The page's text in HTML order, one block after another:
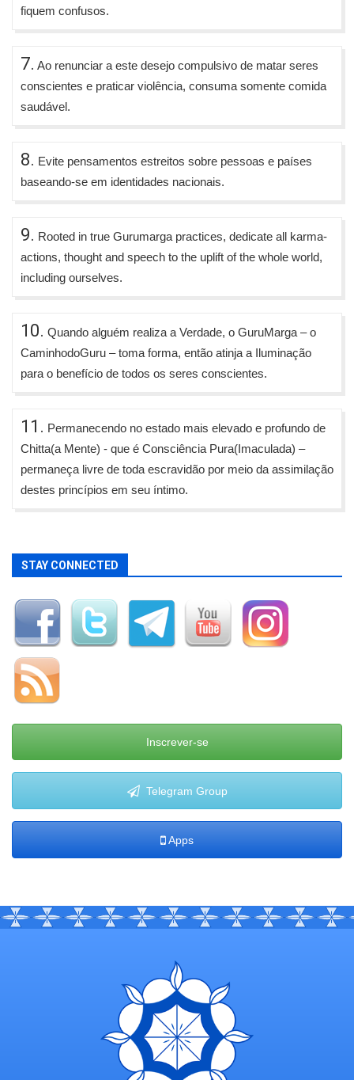
fiquem confusos.
7. Ao renunciar a este desejo compulsivo de matar seres
conscientes e praticar violência, consuma somente comida
saudável.
8. Evite pensamentos estreitos sobre pessoas e países
baseando-se em identidades nacionais.
9. Rooted in true Gurumarga practices, dedicate all karma-
actions, thought and speech to the uplift of the whole world,
including ourselves.
10. Quando alguém realiza a Verdade, o GuruMarga – o
CaminhodoGuru – toma forma, então atinja a Iluminação
para o benefício de todos os seres conscientes.
11. Permanecendo no estado mais elevado e profundo de
Chitta(a Mente) - que é Consciência Pura(Imaculada) –
permaneça livre de toda escravidão por meio da assimilação
destes princípios em seu íntimo.
STAY CONNECTED
Inscrever-se
Telegram Group
Apps